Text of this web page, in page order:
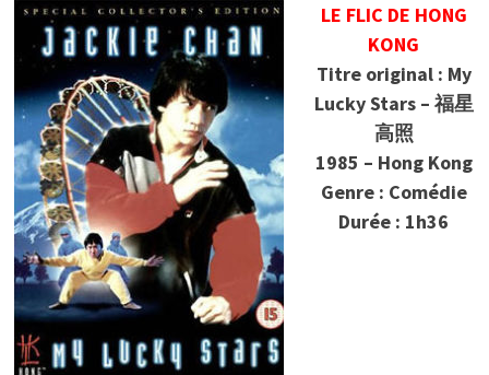
LE FLIC DE HONG
KONG
Titre original : My
Lucky Stars – 福星
高照
1985 – Hong Kong
Genre : Comédie
Durée : 1h36